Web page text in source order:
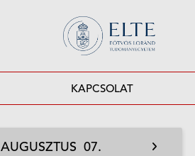
KAPCSOLAT
AUGUSZTUS 07.